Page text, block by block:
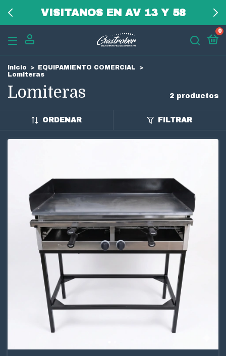
3 CUOTAS SIN INTERES
0
Inicio > EQUIPAMIENTO COMERCIAL
>
Lomiteras
Lomiteras 2 productos
ORDENAR FILTRAR